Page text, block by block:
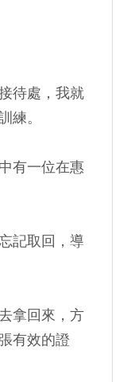
待處，我就
練。
有一位在惠
記取回，導
拿回來，方
有效的證